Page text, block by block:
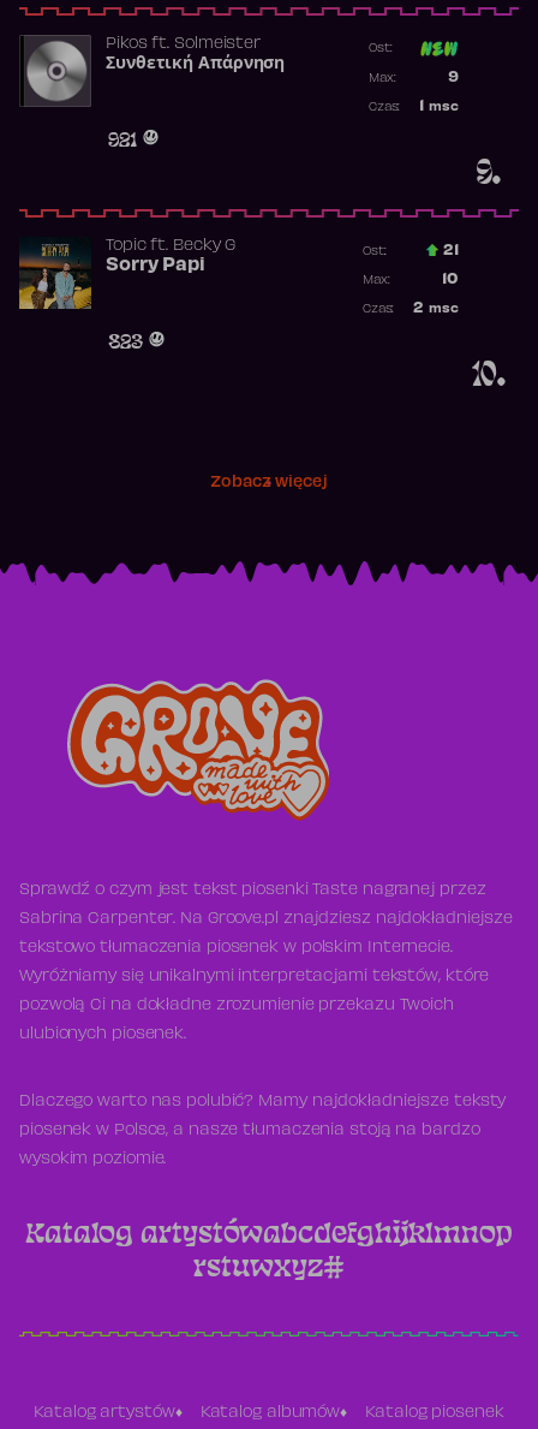
9.
Pikosft. Solmeister
Συνθετική Απάρνηση
921
Ost:
9
Max:
msc
Czas:
10.
Topicft. Becky G
Sorry Papi
823
Ost.: 21
10
Max:
2 msc
Czas:
Zobacz więcej
Sprawdź o czym jest tekst piosenki Taste nagranej przez
Sabrina Carpenter. Na Groove.pl znajdziesz najdokładniejsze
tekstowo tłumaczenia piosenek w polskim Internecie.
Wyróżniamy się unikalnymi interpretacjami tekstów, które
pozwolą Ci na dokładne zrozumienie przekazu Twoich
ulubionych piosenek.
Dlaczego warto nas polubić? Mamy najdokładniejsze teksty
piosenek w Polsce, a nasze tłumaczenia stoją na bardzo
wysokim poziomie.
Katalog artystówabcdefghijklmnop
rstuwxyz#
Katalog artystów Katalog albumów Katalog piosenek